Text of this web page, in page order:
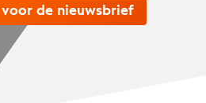
de nieuwsbrief